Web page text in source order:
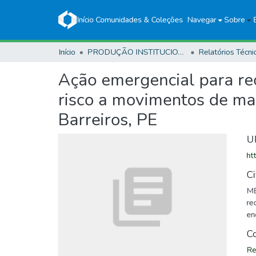
Início Comunidades & Coleções Navegar Sobre
Início PRODUÇÃO INSTITUCIONAL Relatórios
Ação emergencial para
risco a movimentos de
Barreiros, PE